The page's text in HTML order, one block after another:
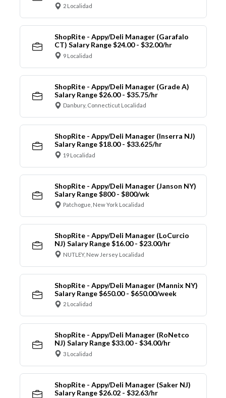
2 Localidad
ShopRite - Appy/Deli Manager (Garafalo
CT) Salary Range $24.00 - $32.00/hr
9 Localidad
ShopRite - Appy/Deli Manager (Grade A)
Salary Range $26.00 - $35.75/hr
Danbury, Connecticut Localidad
ShopRite - Appy/Deli Manager (Inserra NJ)
Salary Range $18.00 - $33.625/hr
19 Localidad
ShopRite - Appy/Deli Manager (Janson NY)
Salary Range $800 - $800/wk
Patchogue, New York Localidad
ShopRite - Appy/Deli Manager (LoCurcio
NJ) Salary Range $16.00 - $23.00/hr
NUTLEY, New Jersey Localidad
ShopRite - Appy/Deli Manager (Mannix NY)
Salary Range $650.00 - $650.00/week
2 Localidad
ShopRite - Appy/Deli Manager (RoNetco
NJ) Salary Range $33.00 - $34.00/hr
3 Localidad
ShopRite - Appy/Deli Manager (Saker NJ)
Salary Range $26.02 - $32.63/hr